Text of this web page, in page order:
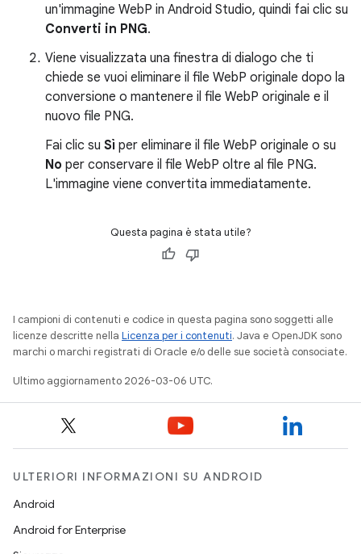
un'immagine WebP in Android Studio, quindi fai clic su
Converti in PNG.
Viene visualizzata una finestra di dialogo che ti
chiede se vuoi eliminare il file WebP originale dopo la
conversione o mantenere il file WebP originale e il
nuovo file PNG.
Fai clic su Sì per eliminare il file WebP originale o su
No per conservare il file WebP oltre al file PNG.
L'immagine viene convertita immediatamente.
Questa pagina è stata utile?
I campioni di contenuti e codice in questa pagina sono soggetti alle
licenze descritte nella Licenza per i contenuti. Java e OpenJDK sono
marchi o marchi registrati di Oracle e/o delle sue società consociate.
Ultimo aggiornamento 2026-03-06 UTC.
ULTERIORI INFORMAZIONI SU ANDROID
Android
Android for Enterprise